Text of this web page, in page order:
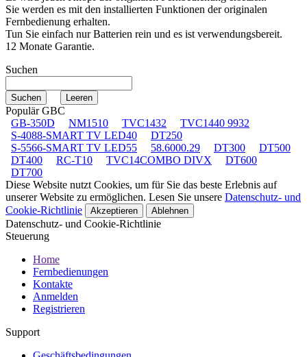
Sie werden es mit den installierten Funktionen der originalen
Fernbedienung erhalten.
Tun Sie einfach nur Batterien rein und es ist verwendungsbereit.
12 Monate Garantie.
Suchen
Populär GBC
GB-350D
NM1510 TVC1432
TVC1440 9932
S-4088-SMART TV LED40
DT250
S-5566-SMART TV LED55
58.6000.29 DT300
DT500
DT400
RC-T10 TVC14COMBO DIVX
DT600
DT700
Diese Website nutzt Cookies, um für Sie das beste Erlebnis auf
unserer Website zu ermöglichen. Lesen Sie unsere Datenschutz- und
Cookie-Richtlinie
Akzeptieren Ablehnen
Datenschutz- und Cookie-Richtlinie
Steuerung
Home
Fernbedienungen
Kontakte
Anmelden
Registrieren
Support